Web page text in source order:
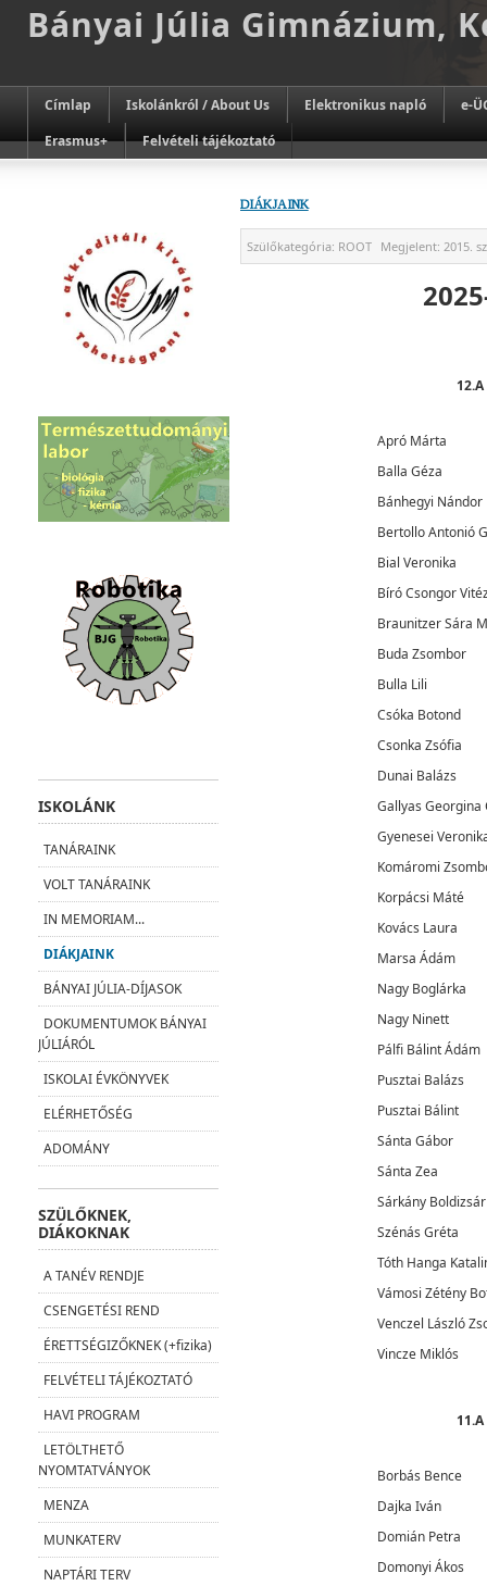
Bányai Júlia Gimnázium,
Címlap Iskolánkról / About Us Elektronikus napló
e-
Erasmus+
Felvételi tájékoztató
DIÁKJAINK
Szülőkategória: ROOT Megjelent: 2015.
12.A
Apró Márta
Balla Géza
Bánhegyi Nándor
Bertollo Antonió
Bial Veronika
Bíró Csongor
Braunitzer Sára
Buda Zsombor
Bulla Lili
Csóka Botond
Csonka Zsófia
Dunai Balázs
Gallyas Georgina
Gyenesei
Komáromi
Korpácsi Máté
Kovács Laura
Marsa Ádám
Nagy Boglárka
Nagy Ninett
Pálfi Bálint Ádám
Pusztai Balázs
Pusztai Bálint
Sánta Gábor
Sánta Zea
Sárkány Boldizsár
Szénás Gréta
Tóth Hanga
Vámosi Zétény
Venczel László
Vincze Miklós
11.A
Borbás Bence
Dajka Iván
Domián Petra
Domonyi Ákos
ISKOLÁNK
TANÁRAINK
VOLT TANÁRAINK
IN MEMORIAM...
DIÁKJAINK
BÁNYAI JÚLIA-DÍJASOK
DOKUMENTUMOK BÁNYAI
JÚLIÁRÓL
ISKOLAI ÉVKÖNYVEK
ELÉRHETŐSÉG
ADOMÁNY
SZÜLŐKNEK,
DIÁKOKNAK
A TANÉV RENDJE
CSENGETÉSI REND
ÉRETTSÉGIZŐKNEK (+fizika)
FELVÉTELI TÁJÉKOZTATÓ
HAVI PROGRAM
LETÖLTHETŐ
NYOMTATVÁNYOK
MENZA
MUNKATERV
NAPTÁRI TERV